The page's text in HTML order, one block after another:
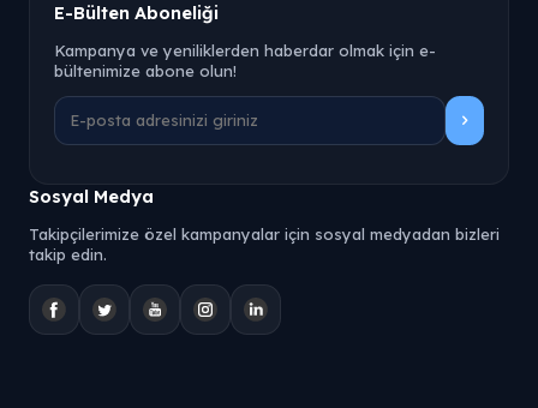
E-Bülten Aboneliği
Kampanya ve yeniliklerden haberdar olmak için e-
bültenimize abone olun!
Sosyal Medya
Takipçilerimize özel kampanyalar için sosyal medyadan bizleri
takip edin.